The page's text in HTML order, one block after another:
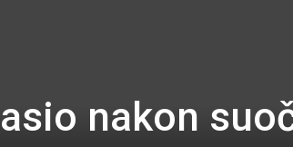
nakon